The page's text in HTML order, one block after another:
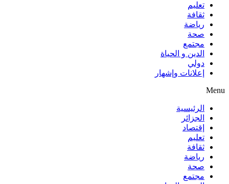
تعليم
ثقافة
رياضة
صحة
مجتمع
الدين و الحياة
دولي
إعلانات وإشهار
Menu
الرئيسية
الجزائر
إقتصاد
تعليم
ثقافة
رياضة
صحة
مجتمع